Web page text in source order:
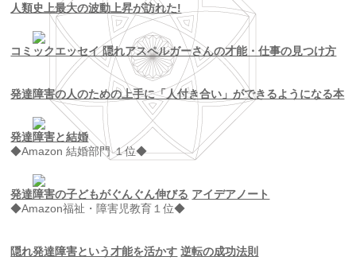
人類史上最大の波動上昇が訪れた!
コミックエッセイ 隠れアスペルガーさんの才能・仕事の見つけ方
発達障害の人のための上手に「人付き合い」ができるようになる本
発達障害と結婚
◆Amazon 結婚部門 １位◆
発達障害の子どもがぐんぐん伸びる アイデアノート
◆Amazon福祉・障害児教育１位◆
隠れ発達障害という才能を活かす 逆転の成功法則